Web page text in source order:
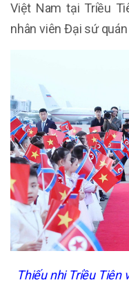
Việt Nam tại Triều
nhân viên Đại sứ
Thiếu nhi Triều Tiên